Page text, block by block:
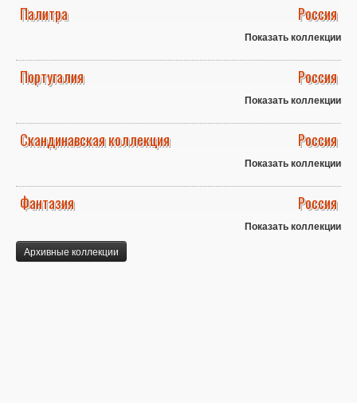
Палитра Россия
Показать коллекции
Португалия Россия
Показать коллекции
Скандинавская коллекция Россия
Показать коллекции
Фантазия Россия
Показать коллекции
Архивные коллекции